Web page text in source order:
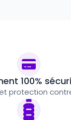
100%
protection